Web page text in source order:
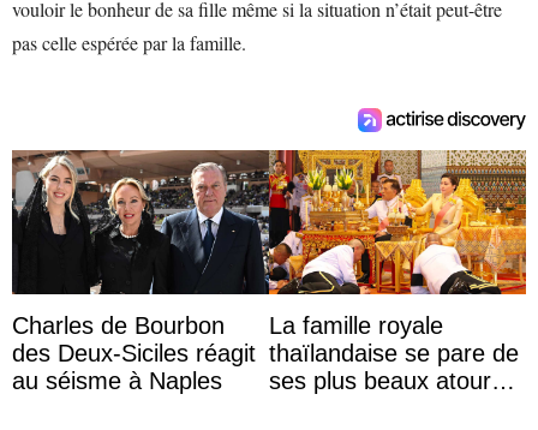
vouloir le bonheur de sa fille même si la situation n’était peut-être
pas celle espérée par la famille.
Charles de Bourbon
des Deux-Siciles réagit
au séisme à Naples
La famille royale
thaïlandaise se pare de
ses plus beaux atours